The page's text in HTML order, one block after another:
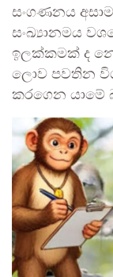
සංගණනය
සංඛ්‍යානමය
ඉලක්කමක් ද
ලොව පවතින
කරගෙන යාමේ